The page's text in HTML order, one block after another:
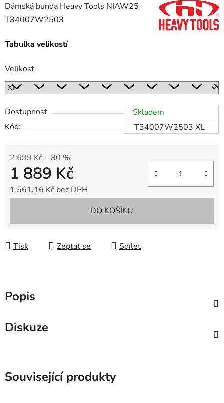
Dámská bunda Heavy Tools NIAW25
T34007W2503
Tabulka velikostí
Velikost
Dostupnost
Skladem
Kód:
T34007W2503 XL
2 699 Kč –30 %
1 889 Kč
1 561,16 Kč bez DPH
DO KOŠÍKU
Tisk Zeptat se Sdílet
Popis
Diskuze
Související produkty